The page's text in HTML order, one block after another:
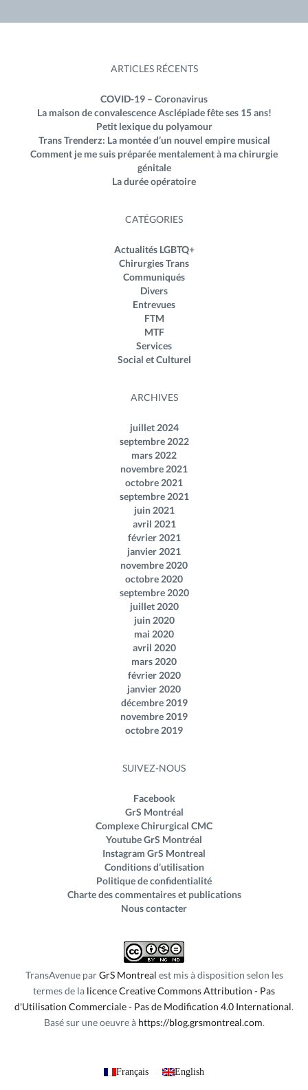
ARTICLES RÉCENTS
COVID-19 – Coronavirus
La maison de convalescence Asclépiade fête ses 15 ans!
Petit lexique du polyamour
Trans Trenderz: La montée d’un nouvel empire musical
Comment je me suis préparée mentalement à ma chirurgie
génitale
La durée opératoire
CATÉGORIES
Actualités LGBTQ+
Chirurgies Trans
Communiqués
Divers
Entrevues
FTM
MTF
Services
Social et Culturel
ARCHIVES
juillet 2024
septembre 2022
mars 2022
novembre 2021
octobre 2021
septembre 2021
juin 2021
avril 2021
février 2021
janvier 2021
novembre 2020
octobre 2020
septembre 2020
juillet 2020
juin 2020
mai 2020
avril 2020
mars 2020
février 2020
janvier 2020
décembre 2019
novembre 2019
octobre 2019
SUIVEZ-NOUS
Facebook
GrS Montréal
Complexe Chirurgical CMC
Youtube GrS Montréal
Instagram GrS Montreal
Conditions d’utilisation
Politique de confidentialité
Charte des commentaires et publications
Nous contacter
TransAvenueparGrS Montreal est mis à disposition selon les
termes de la licence Creative Commons Attribution - Pas
d'Utilisation Commerciale - Pas de Modification 4.0 International.
Basé sur une oeuvre à https://blog.grsmontreal.com
Français English